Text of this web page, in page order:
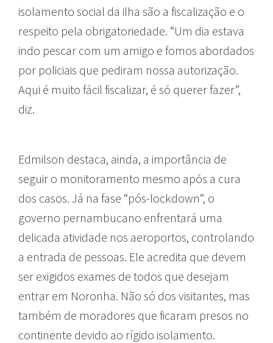
isolamento social da ilha são a fiscalização e o
respeito pela obrigatoriedade. “Um dia estava
indo pescar com um amigo e fomos abordados
por policiais que pediram nossa autorização.
Aqui é muito fácil fiscalizar, é só querer fazer”,
diz.
Edmilson destaca, ainda, a importância de
seguir o monitoramento mesmo após a cura
dos casos. Já na fase “pós-lockdown”, o
governo pernambucano enfrentará uma
delicada atividade nos aeroportos, controlando
a entrada de pessoas. Ele acredita que devem
ser exigidos exames de todos que desejam
entrar em Noronha. Não só dos visitantes, mas
também de moradores que ficaram presos no
continente devido ao rígido isolamento.